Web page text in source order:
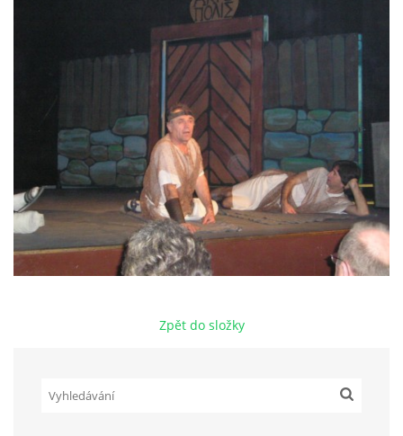
KDY, KDE A CO HRAJEME
HRY OD ROKU 1973
VIDEOZÁZNAMY Z HER
FOTOALBUM
ČLENOVÉ - SOUČASNOST
Zpět do složky